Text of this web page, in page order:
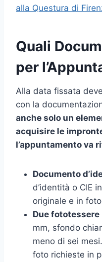
alla Questura di
Quali
per
Alla data fissata
con la
anche solo un
acquisire le
l’appuntamento va
Documento
d’identità o CIE
originale e in
Due
mm, sfondo
meno di sei
foto richieste in